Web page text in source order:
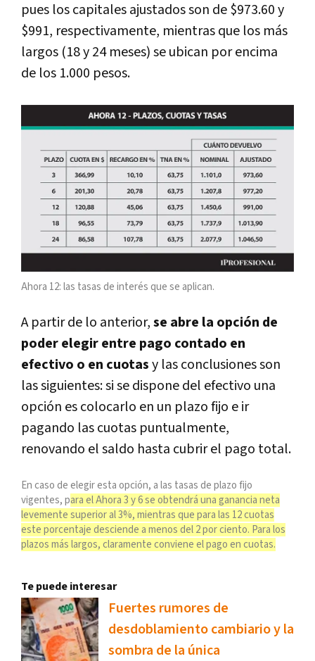
pues los capitales ajustados son de $973.60 y
$991, respectivamente, mientras que los más
largos (18 y 24 meses) se ubican por encima
de los 1.000 pesos.
Ahora 12: las tasas de interés que se aplican.
A partir de lo anterior,se abre la opción de
poder elegir entre pago contado en
efectivo o en cuotasy las conclusiones son
las siguientes: si se dispone del efectivo una
opción es colocarlo en un plazo fijo e ir
pagando las cuotas puntualmente,
renovando el saldo hasta cubrir el pago total.
En caso de elegir esta opción, a las tasas de plazo fijo
vigentes, para el Ahora 3 y 6 se obtendrá una ganancia neta
levemente superior al 3%, mientras que para las 12 cuotas
este porcentaje desciende a menos del 2 por ciento. Para los
plazos más largos, claramente conviene el pago en cuotas.
Te puede interesar
Fuertes rumores de
desdoblamiento cambiario y la
sombra de la única